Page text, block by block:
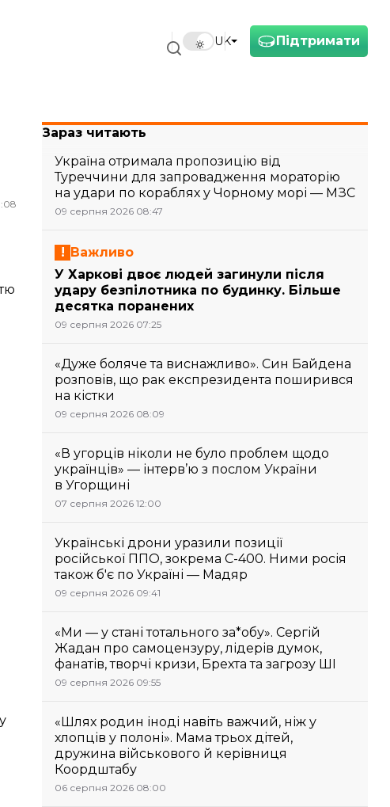
Підтримати
UK
Зараз читають
Україна отримала пропозицію від
Туреччини для запровадження мораторію
на удари по кораблях у Чорному морі — МЗС
09 серпня 2026 08:47
Важливо
У Харкові двоє людей загинули після
удару безпілотника по будинку. Більше
десятка поранених
09 серпня 2026 07:25
«Дуже боляче та виснажливо». Син Байдена
розповів, що рак експрезидента поширився
на кістки
09 серпня 2026 08:09
«В угорців ніколи не було проблем щодо
українців» — інтерв’ю з послом України
в Угорщині
07 серпня 2026 12:00
Українські дрони уразили позиції
російської ППО, зокрема С-400. Ними росія
також б'є по Україні — Мадяр
09 серпня 2026 09:41
«Ми — у стані тотального за*обу». Сергій
Жадан про самоцензуру, лідерів думок,
фанатів, творчі кризи, Брехта та загрозу ШІ
09 серпня 2026 09:55
«Шлях родин іноді навіть важчий, ніж у
хлопців у полоні». Мама трьох дітей,
дружина військового й керівниця
Коордштабу
06 серпня 2026 08:00